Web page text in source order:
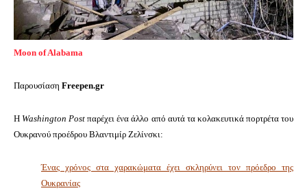
Moon of Alabama
Παρουσίαση Freepen.gr
Η Washington Post παρέχει ένα άλλο από αυτά τα κολακευτικά πορτρέτα του
Ουκρανού προέδρου Βλαντιμίρ Ζελίνσκι:
Ένας χρόνος στα χαρακώματα έχει σκληρύνει τον πρόεδρο της
Ουκρανίας